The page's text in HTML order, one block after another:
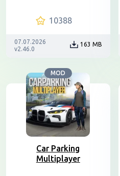
10388
07.07.2026
v2.46.0
163 MB
MOD
Car Parking
Multiplayer